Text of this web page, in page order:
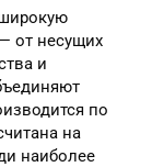
от несущих
и
по
на
наиболее